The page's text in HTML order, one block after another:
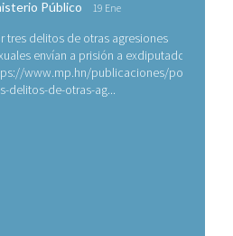
Público 19 Ene
tres delitos de otras agresiones
envían a prisión a exdiputado
www.mp.hn/publicaciones/por-
delitos-de-otras-ag...